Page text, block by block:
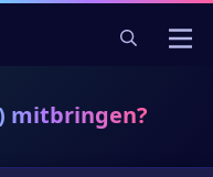
mitbringen?